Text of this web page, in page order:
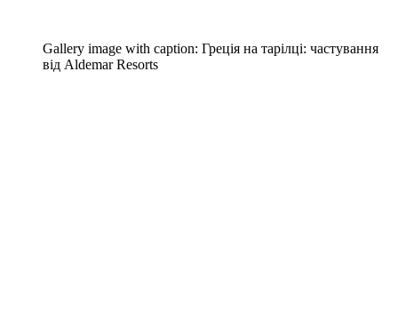
Gallery image with caption: Греція на тарілці: частування
від Aldemar Resorts